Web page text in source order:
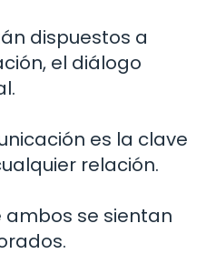
dispuestos a
el diálogo
es la clave
relación.
se sientan